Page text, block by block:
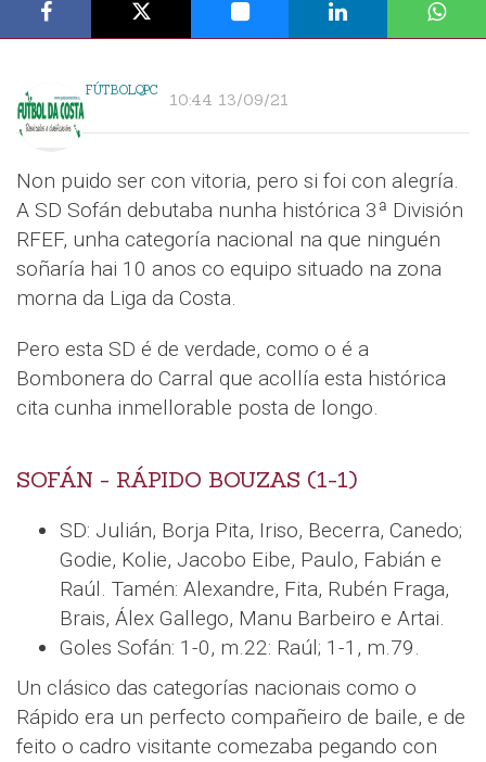
FÚTBOLQPC 10:44 13/09/21
Non puido ser con vitoria, pero si foi con alegría.
A SD Sofán debutaba nunha histórica 3ª División
RFEF, unha categoría nacional na que ninguén
soñaría hai 10 anos co equipo situado na zona
morna da Liga da Costa.
Pero esta SD é de verdade, como o é a
Bombonera do Carral que acollía esta histórica
cita cunha inmellorable posta de longo.
SOFÁN - RÁPIDO BOUZAS (1-1)
SD: Julián, Borja Pita, Iriso, Becerra, Canedo;
Godie, Kolie, Jacobo Eibe, Paulo, Fabián e
Raúl. Tamén: Alexandre, Fita, Rubén Fraga,
Brais, Álex Gallego, Manu Barbeiro e Artai.
Goles Sofán: 1-0, m.22: Raúl; 1-1, m.79.
Un clásico das categorías nacionais como o
Rápido era un perfecto compañeiro de baile, e de
feito o cadro visitante comezaba pegando con